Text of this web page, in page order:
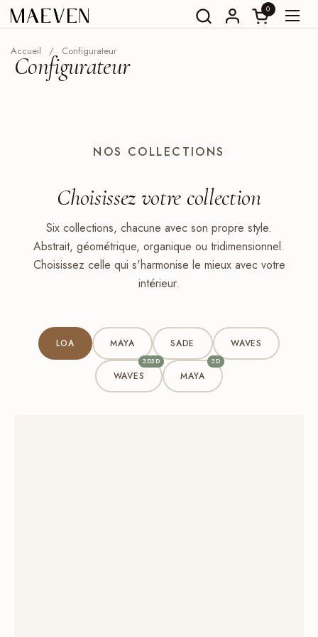
Aller au contenu Ouvrir le
0
Accueil / Configurateur
Configurateur
NOS COLLECTIONS
Choisissez votre collection
Six collections, chacune avec son propre style.
Abstrait, géométrique, organique ou tridimensionnel.
Choisissez celle qui s'harmonise le mieux avec votre
intérieur.
LOA MAYA SADE WAVES
WAVES
3D3D
MAYA
3D